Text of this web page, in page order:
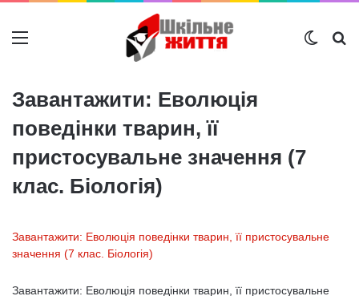
Меню
Завантажити: Еволюція
поведінки тварин, її
пристосувальне значення (7
клас. Біологія)
Завантажити: Еволюція поведінки тварин, її пристосувальне
значення (7 клас. Біологія)
Завантажити: Еволюція поведінки тварин, її пристосувальне